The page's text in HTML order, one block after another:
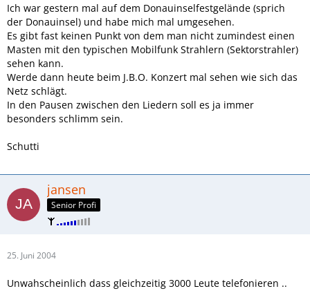
Ich war gestern mal auf dem Donauinselfestgelände (sprich
der Donauinsel) und habe mich mal umgesehen.
Es gibt fast keinen Punkt von dem man nicht zumindest einen
Masten mit den typischen Mobilfunk Strahlern (Sektorstrahler)
sehen kann.
Werde dann heute beim J.B.O. Konzert mal sehen wie sich das
Netz schlägt.
In den Pausen zwischen den Liedern soll es ja immer
besonders schlimm sein.
Schutti
jansen
Senior Profi
25. Juni 2004
Unwahscheinlich dass gleichzeitig 3000 Leute telefonieren ..